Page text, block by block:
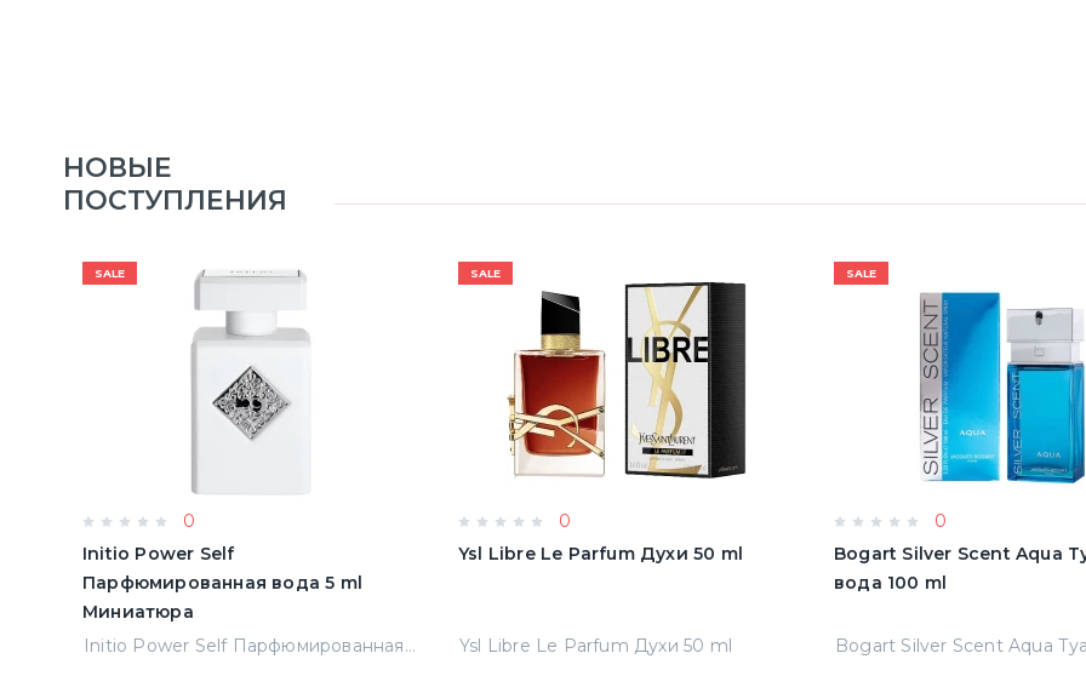
НОВЫЕ
ПОСТУПЛЕНИЯ
SALE
0
Initio Power Self
Парфюмированная вода 5 ml
Миниатюра
Initio Power Self Парфюмированная вода 5 ml Миниатюра
SALE
0
Ysl Libre Le Parfum Духи 50 ml
Ysl Libre Le Parfum Духи 50 ml
SALE
0
Bogart Silver Scent Aqua
вода 100 ml